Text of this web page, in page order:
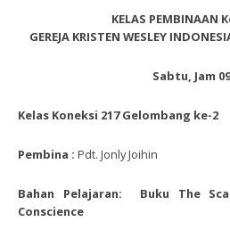
KELAS PEMBINAAN
GEREJA KRISTEN WESLEY
Sabtu, Jam
Kelas Koneksi 217 Gelombang ke-2
Pembina : Pdt. Jonly Joihin
Bahan Pelajaran: Buku The
Conscience